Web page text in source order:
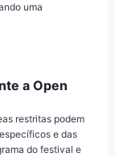
uma
a Open
restritas podem
e das
do festival e